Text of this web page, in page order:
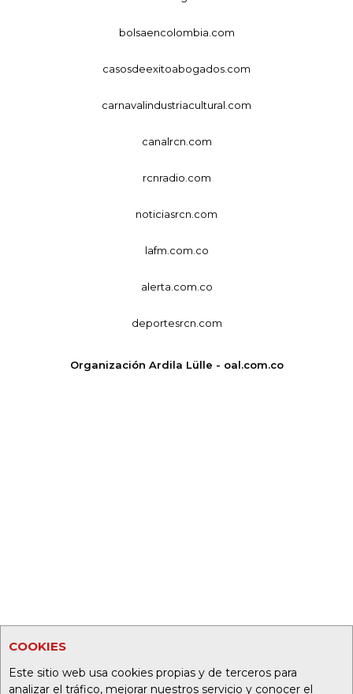
COOKIES
Este sitio web usa cookies propias y de terceros para
analizar el tráfico, mejorar nuestros servicio y conocer el
bolsaencolombia.com
casosdeexitoabogados.com
carnavalindustriacultural.com
canalrcn.com
rcnradio.com
noticiasrcn.com
lafm.com.co
alerta.com.co
deportesrcn.com
Organización Ardila Lülle - oal.com.co